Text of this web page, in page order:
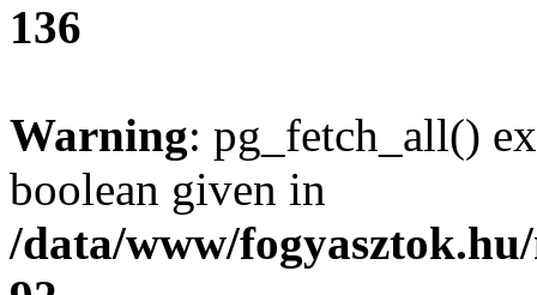
136
Warning: pg_fetch_all()
boolean given in
/data/www/